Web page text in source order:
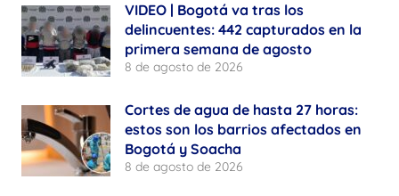
VIDEO | Bogotá va tras los
delincuentes: 442 capturados en la
primera semana de agosto
8 de agosto de 2026
Cortes de agua de hasta 27 horas:
estos son los barrios afectados en
Bogotá y Soacha
8 de agosto de 2026